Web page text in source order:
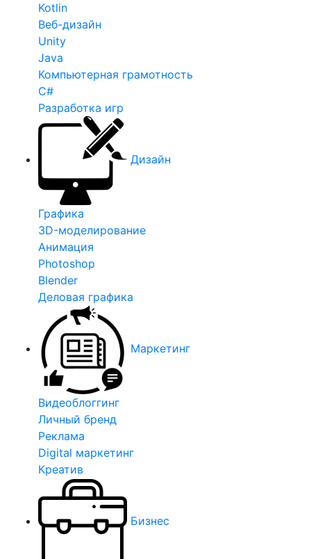
Kotlin
Веб-дизайн
Unity
Java
Компьютерная грамотность
C#
Разработка игр
Дизайн
Графика
3D-моделирование
Анимация
Photoshop
Blender
Деловая графика
Маркетинг
Видеоблоггинг
Личный бренд
Реклама
Digital маркетинг
Креатив
Бизнес